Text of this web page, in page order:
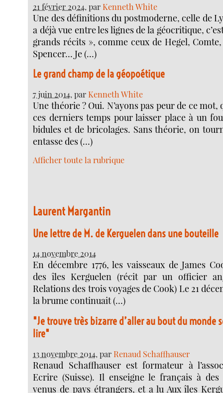
21 février 2024, parKenneth White
Une des définitions du postmoderne, celle de
a déjà vue entre les lignes de la géocritique,
grands récits », comme ceux de Hegel,
Spencer… Je (…)
Le grand champ de la géopoétique
7 juin 2014, parKenneth White
Une théorie ? Oui. N’ayons pas peur de ce mot,
ces derniers temps pour laisser place à un
bidules et de bricolages. Sans théorie, on
entasse des (…)
Afficher toute la rubrique
Laurent Margantin
Une lettre de M. de Kerguelen dans une bouteille
14 novembre 2014
En décembre 1776, les vaisseaux de James
des îles Kerguelen (récit par un officier
Relations des trois voyages de Cook) Le 21
la brume continuait (…)
"Je trouve très bizarre d’aller au bout du monde
lire"
13 novembre 2014, par Renaud Schaffhauser
Renaud Schaffhauser est formateur à
Ecrire (Suisse). Il enseigne le français à des
venus de pays étrangers, et a lu Aux îles